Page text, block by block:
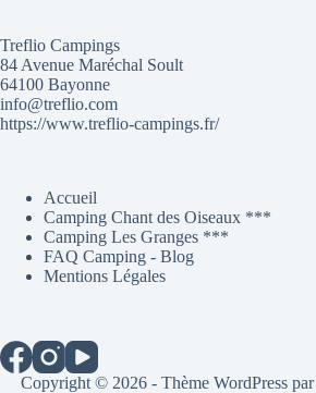
Treflio Campings
84 Avenue Maréchal Soult
64100 Bayonne
info@treflio.com
https://www.treflio-campings.fr/
Accueil
Camping Chant des Oiseaux ***
Camping Les Granges ***
FAQ Camping - Blog
Mentions Légales
Copyright © 2026 - Thème WordPress par